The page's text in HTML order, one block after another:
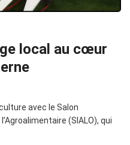
local au cœur
avec le Salon
(SIALO), qui